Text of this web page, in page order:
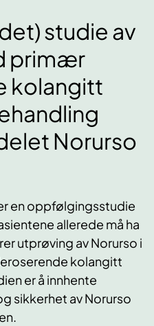
studie av
primær
kolangitt
Norurso
en oppfølgingsstudie
allerede må ha
utprøving av Norurso i
kolangitt
er å innhente
sikkerhet av Norurso